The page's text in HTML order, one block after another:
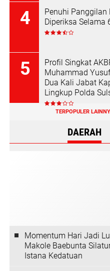
Penuhi Panggilan
Diperiksa Selama
Profil Singkat
Muhammad
Dua Kali Jabat
Lingkup Polda
TERPOPULER
DAERAH
Momentum Hari Jadi
Makole Baebunta
Istana Kedatuan